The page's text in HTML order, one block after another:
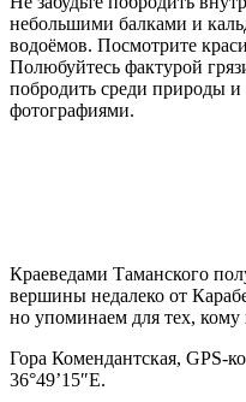
небольшими балками и
водоёмов. Посмотрите
Полюбуйтесь фактурой
побродить среди природы и
фотографиями.
Краеведами Таманского
вершины недалеко от
но упоминаем для тех, кому
Гора Комендантская, GPS-
36°49’15″E.